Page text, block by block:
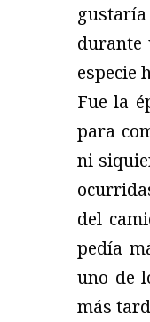
durante
especie
Fue la
para
ni
del
pedía
uno de
más